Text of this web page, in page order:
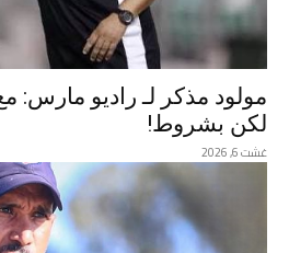
مولود مذكر لـ راديو مارس:
لكن بشروط!
غشت 6, 2026